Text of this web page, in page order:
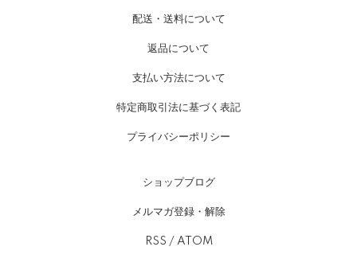
配送・送料について
返品について
支払い方法について
特定商取引法に基づく表記
プライバシーポリシー
ショップブログ
メルマガ登録・解除
RSS / ATOM